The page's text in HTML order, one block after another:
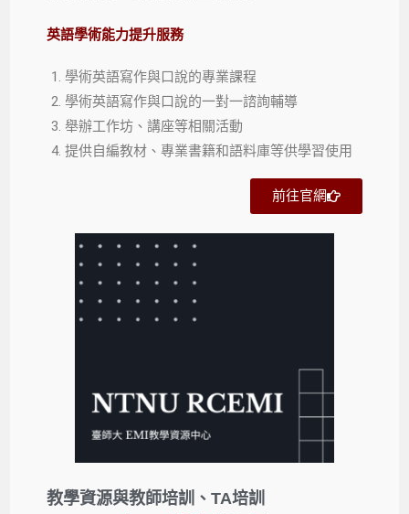
英語學術能力提升服務
學術英語寫作與口說的專業課程
學術英語寫作與口說的一對一諮詢輔導
舉辦工作坊、講座等相關活動
提供自編教材、專業書籍和語料庫等供學習使用
前往官網
教學資源與教師培訓、TA培訓